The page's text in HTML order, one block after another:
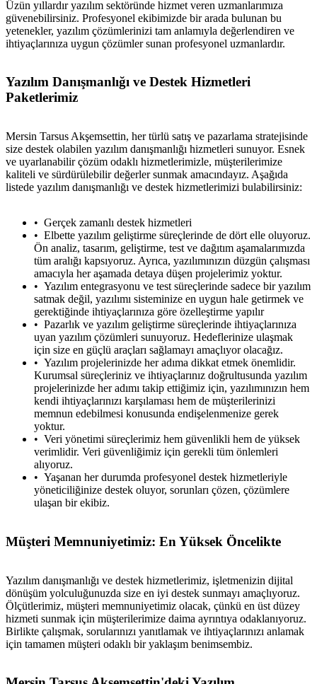
Üzün yıllardır yazılım sektöründe hizmet veren uzmanlarımıza
güvenebilirsiniz. Profesyonel ekibimizde bir arada bulunan bu
yetenekler, yazılım çözümlerinizi tam anlamıyla değerlendiren ve
ihtiyaçlarınıza uygun çözümler sunan profesyonel uzmanlardır.
Yazılım Danışmanlığı ve Destek Hizmetleri
Paketlerimiz
Mersin Tarsus Akşemsettin, her türlü satış ve pazarlama stratejisinde
size destek olabilen yazılım danışmanlığı hizmetleri sunuyor. Esnek
ve uyarlanabilir çözüm odaklı hizmetlerimizle, müşterilerimize
kaliteli ve sürdürülebilir değerler sunmak amacındayız. Aşağıda
listede yazılım danışmanlığı ve destek hizmetlerimizi bulabilirsiniz:
Gerçek zamanlı destek hizmetleri
Elbette yazılım geliştirme süreçlerinde de dört elle oluyoruz.
Ön analiz, tasarım, geliştirme, test ve dağıtım aşamalarımızda
tüm aralığı kapsıyoruz. Ayrıca, yazılımınızın düzgün çalışması
amacıyla her aşamada detaya düşen projelerimiz yoktur.
Yazılım entegrasyonu ve test süreçlerinde sadece bir yazılım
satmak değil, yazılımı sisteminize en uygun hale getirmek ve
gerektiğinde ihtiyaçlarınıza göre özelleştirme yapılır
Pazarlık ve yazılım geliştirme süreçlerinde ihtiyaçlarınıza
uyan yazılım çözümleri sunuyoruz. Hedeflerinize ulaşmak
için size en güçlü araçları sağlamayı amaçlıyor olacağız.
Yazılım projelerinizde her adıma dikkat etmek önemlidir.
Kurumsal süreçleriniz ve ihtiyaçlarınız doğrultusunda yazılım
projelerinizde her adımı takip ettiğimiz için, yazılımınızın hem
kendi ihtiyaçlarınızı karşılaması hem de müşterilerinizi
memnun edebilmesi konusunda endişelenmenize gerek
yoktur.
Veri yönetimi süreçlerimiz hem güvenlikli hem de yüksek
verimlidir. Veri güvenliğimiz için gerekli tüm önlemleri
alıyoruz.
Yaşanan her durumda profesyonel destek hizmetleriyle
yöneticiliğinize destek oluyor, sorunları çözen, çözümlere
ulaşan bir ekibiz.
Müşteri Memnuniyetimiz: En Yüksek Öncelikte
Yazılım danışmanlığı ve destek hizmetlerimiz, işletmenizin dijital
dönüşüm yolculuğunuzda size en iyi destek sunmayı amaçlıyoruz.
Ölçütlerimiz, müşteri memnuniyetimiz olacak, çünkü en üst düzey
hizmeti sunmak için müşterilerimize daima ayrıntıya odaklanıyoruz.
Birlikte çalışmak, sorularınızı yanıtlamak ve ihtiyaçlarınızı anlamak
için tamamen müşteri odaklı bir yaklaşım benimsembiz.